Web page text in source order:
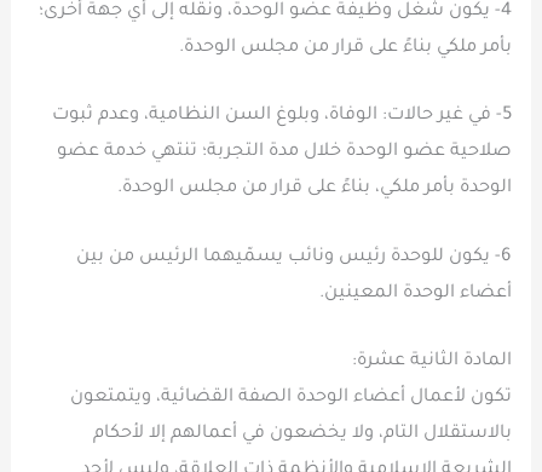
4- يكون شغل وظيفة عضو الوحدة، ونقله إلى أي جهة أخرى؛
بأمر ملكي بناءً على قرار من مجلس الوحدة.
5- في غير حالات: الوفاة، وبلوغ السن النظامية، وعدم ثبوت
صلاحية عضو الوحدة خلال مدة التجربة؛ تنتهي خدمة عضو
الوحدة بأمر ملكي، بناءً على قرار من مجلس الوحدة.
6- يكون للوحدة رئيس ونائب يسمّيهما الرئيس من بين
أعضاء الوحدة المعينين.
المادة الثانية عشرة:
تكون لأعمال أعضاء الوحدة الصفة القضائية، ويتمتعون
بالاستقلال التام، ولا يخضعون في أعمالهم إلا لأحكام